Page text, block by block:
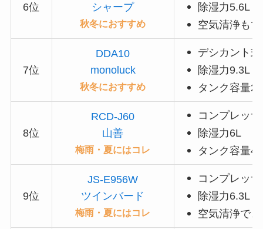
6位
シャープ
秋冬におすすめ
除湿力5.6L
空気清浄も
7位
DDA10
monoluck
秋冬におすすめ
デシカント式
除湿力9.3L
タンク容量
8位
RCD-J60
山善
梅雨・夏にはコレ
コンプレッ
除湿力6L
タンク容量
9位
JS-E956W
ツインバード
梅雨・夏にはコレ
コンプレッ
除湿力6.3L
空気清浄で